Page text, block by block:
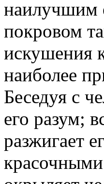
наилучшим
покровом
искушения
наиболее
Беседуя с
его разум;
разжигает